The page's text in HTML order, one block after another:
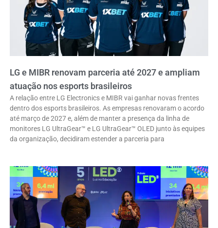
LG e MIBR renovam parceria até 2027 e ampliam
atuação nos esports brasileiros
A relação entre LG Electronics e MIBR vai ganhar novas frentes
dentro dos esports brasileiros. As empresas renovaram o acordo
até março de 2027 e, além de manter a presença da linha de
monitores LG UltraGear™ e LG UltraGear™ OLED junto às equipes
da organização, decidiram estender a parceria para